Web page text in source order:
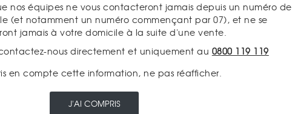
VOIR CE PRODUIT
nos équipes ne vous contacteront jamais depuis un numéro de
(et notamment un numéro commençant par 07), et ne se
jamais à votre domicile à la suite d'une vente.
nous directement et uniquement au 0800 119 119
en compte cette information, ne pas réafficher.
J'AI COMPRIS